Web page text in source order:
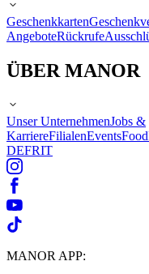
Geschenkkarten
AngeboteRückrufe
ÜBER MANOR
Unser UnternehmenJobs &
KarriereFilialenEventsFood
DEFRIT
MANOR APP: